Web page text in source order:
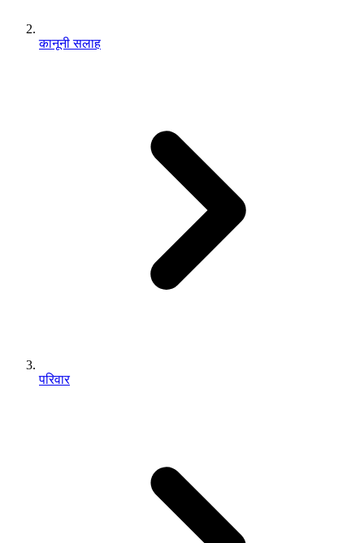
कानूनी सलाह
परिवार